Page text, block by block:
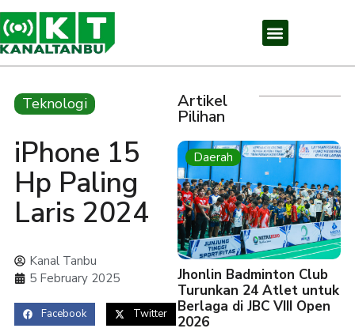
Teknologi
iPhone 15
Hp Paling
Laris 2024
Kanal Tanbu
5 February 2025
Facebook Twitter
Artikel
Pilihan
Daerah
Jhonlin Badminton Club
Turunkan 24 Atlet untuk
Berlaga di JBC VIII Open
2026